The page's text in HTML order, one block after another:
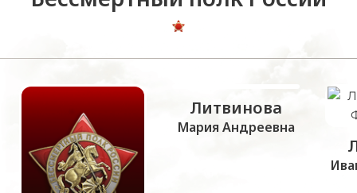
Литвинова
Мария Андреевна